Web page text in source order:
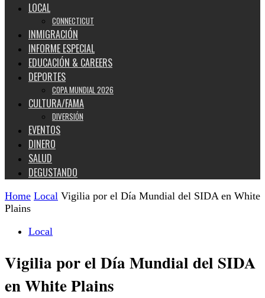
LOCAL
CONNECTICUT
INMIGRACIÓN
INFORME ESPECIAL
EDUCACIÓN & CAREERS
DEPORTES
COPA MUNDIAL 2026
CULTURA/FAMA
DIVERSIÓN
EVENTOS
DINERO
SALUD
DEGUSTANDO
Home Local Vigilia por el Día Mundial del SIDA en White
Plains
Local
Vigilia por el Día Mundial del SIDA
en White Plains